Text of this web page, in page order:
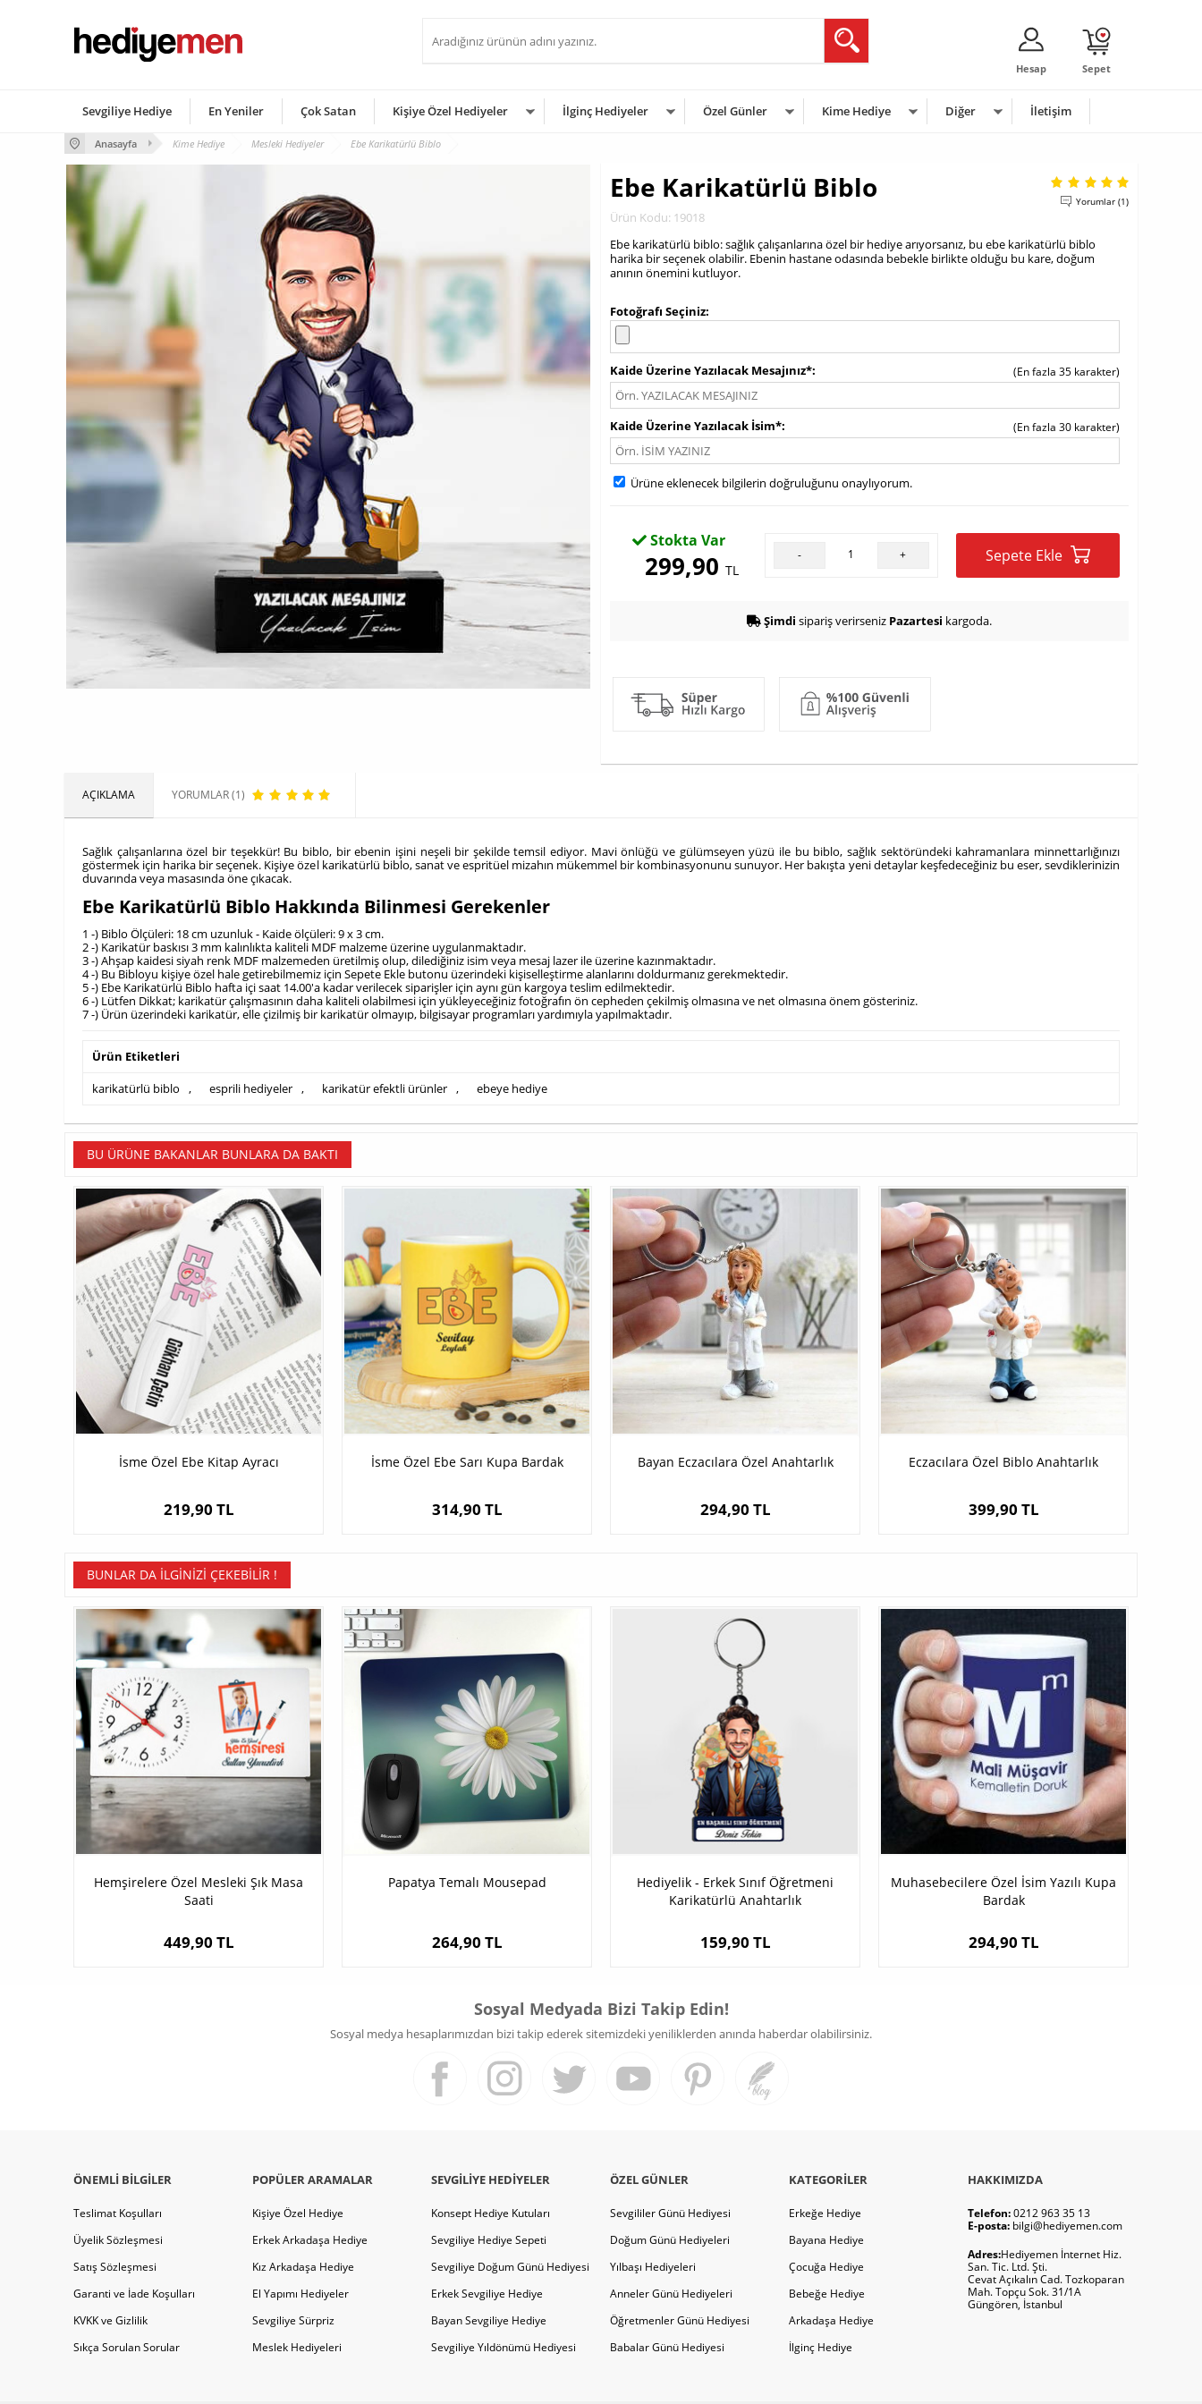
Sepet
Hesap
Sevgiliye Hediye En Yeniler Çok Satan Kişiye Özel Hediyeler İlginç Hediyeler Özel Günler Kime Hediye Diğer İletişim
Anasayfa Kime Hediye Mesleki Hediyeler Ebe Karikatürlü Biblo
Ebe Karikatürlü Biblo
Ürün Kodu: 19018
Yorumlar (1)
Ebe karikatürlü biblo: sağlık çalışanlarına özel bir hediye arıyorsanız, bu ebe karikatürlü biblo
harika bir seçenek olabilir. Ebenin hastane odasında bebekle birlikte olduğu bu kare, doğum
anının önemini kutluyor.
Fotoğrafı Seçiniz
Kaide Üzerine Yazılacak Mesajınız* (En fazla 35 karakter)
Kaide Üzerine Yazılacak İsim* (En fazla 30 karakter)
Ürüne eklenecek bilgilerin doğruluğunu onaylıyorum.
Stokta Var
299,90TL
- + Sepete Ekle
Şimdi sipariş verirseniz Pazartesi kargoda.
AÇIKLAMA YORUMLAR (1)
Sağlık çalışanlarına özel bir teşekkür! Bu biblo, bir ebenin işini neşeli bir şekilde temsil ediyor. Mavi önlüğü ve gülümseyen yüzü ile bu biblo, sağlık sektöründeki kahramanlara minnettarlığınızı
göstermek için harika bir seçenek. Kişiye özel karikatürlü biblo, sanat ve espritüel mizahın mükemmel bir kombinasyonunu sunuyor. Her bakışta yeni detaylar keşfedeceğiniz bu eser, sevdiklerinizin
duvarında veya masasında öne çıkacak.
Ebe Karikatürlü Biblo Hakkında Bilinmesi Gerekenler
1 -) Biblo Ölçüleri: 18 cm uzunluk - Kaide ölçüleri: 9 x 3 cm.
2 -) Karikatür baskısı 3 mm kalınlıkta kaliteli MDF malzeme üzerine uygulanmaktadır.
3 -) Ahşap kaidesi siyah renk MDF malzemeden üretilmiş olup, dilediğiniz isim veya mesaj lazer ile üzerine kazınmaktadır.
4 -) Bu Bibloyu kişiye özel hale getirebilmemiz için Sepete Ekle butonu üzerindeki kişiselleştirme alanlarını doldurmanız gerekmektedir.
5 -) Ebe Karikatürlü Biblo hafta içi saat 14.00'a kadar verilecek siparişler için aynı gün kargoya teslim edilmektedir.
6 -) Lütfen Dikkat; karikatür çalışmasının daha kaliteli olabilmesi için yükleyeceğiniz fotoğrafın ön cepheden çekilmiş olmasına ve net olmasına önem gösteriniz.
7 -) Ürün üzerindeki karikatür, elle çizilmiş bir karikatür olmayıp, bilgisayar programları yardımıyla yapılmaktadır.
Ürün Etiketleri
karikatürlü biblo
, esprili hediyeler , karikatür efektli ürünler , ebeye hediye
BU ÜRÜNE BAKANLAR BUNLARA DA BAKTI
İsme Özel Ebe Kitap Ayracı
219,90 TL
İsme Özel Ebe Sarı Kupa Bardak
314,90 TL
Bayan Eczacılara Özel Anahtarlık
294,90 TL
Eczacılara Özel Biblo Anahtarlık
399,90 TL
BUNLAR DA İLGINIZI ÇEKEBILIR !
Hemşirelere Özel Mesleki Şık Masa
Saati
449,90 TL
Papatya Temalı Mousepad
264,90 TL
Hediyelik - Erkek Sınıf Öğretmeni
Karikatürlü Anahtarlık
159,90 TL
Muhasebecilere Özel İsim Yazılı Kupa
Bardak
294,90 TL
Sosyal Medyada Bizi Takip Edin!
Sosyal medya hesaplarımızdan bizi takip ederek sitemizdeki yeniliklerden anında haberdar olabilirsiniz.
ÖNEMLI BILGILER
Teslimat Koşulları
Üyelik Sözleşmesi
Satış Sözleşmesi
Garanti ve İade Koşulları
KVKK ve Gizlilik
Sıkça Sorulan Sorular
POPÜLER ARAMALAR
Kişiye Özel Hediye
Erkek Arkadaşa Hediye
Kız Arkadaşa Hediye
El Yapımı Hediyeler
Sevgiliye Sürpriz
Meslek Hediyeleri
SEVGILIYE HEDIYELER
Konsept Hediye Kutuları
Sevgiliye Hediye Sepeti
Sevgiliye Doğum Günü Hediyesi
Erkek Sevgiliye Hediye
Bayan Sevgiliye Hediye
Sevgiliye Yıldönümü Hediyesi
ÖZEL GÜNLER
Sevgililer Günü Hediyesi
Doğum Günü Hediyeleri
Yılbaşı Hediyeleri
Anneler Günü Hediyeleri
Öğretmenler Günü Hediyesi
Babalar Günü Hediyesi
KATEGORILER
Erkeğe Hediye
Bayana Hediye
Çocuğa Hediye
Bebeğe Hediye
Arkadaşa Hediye
İlginç Hediye
HAKKIMIZDA
Telefon:0212 963 35 13
E-posta: bilgi@hediyemen.com
Adres:Hediyemen İnternet Hiz.
San. Tic. Ltd. Şti.
Cevat Açıkalın Cad. Tozkoparan
Mah. Topçu Sok. 31/1A
Güngören, İstanbul